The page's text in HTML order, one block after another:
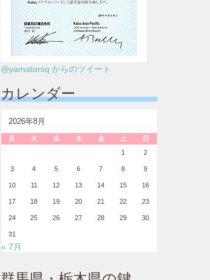
@yamatorsq からのツイート
カレンダー
2026年8月
月 火 水 木 金 土
日
1
2
3 4 5 6 7 8 9
10 11 12 13 14 15 16
17 18 19 20 21 22 23
24 25 26 27 28 29 30
31
« 7月